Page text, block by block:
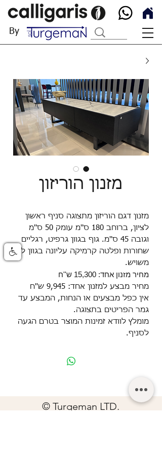
By
מזנון הוריזון
מזנון דגם הוריזון מתצוגה סניף ראשון
לציון, ברוחב 180 ס''מ עומק 50 ס''מ
וגובה 45 ס''מ. גוף בגוון גרפיט, רגליים
שחורות ופלטה קרמיקה עליונה בגוון לבן
משויש.
מחיר מזנון אחד: 15,300 ש''ח
מחיר מבצע למזנון אחד: 9,945 ש''ח
אין כפל מבצעים או הנחות, המבצע עד
גמר הפריטים בתצוגה.
מומלץ לוודא זמינות המוצר בטרם הגעה
לסניף.
© Turgeman LTD.